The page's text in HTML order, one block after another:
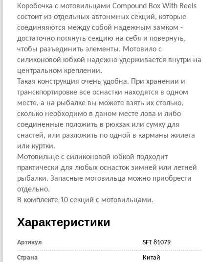
Коробочка с мотовильцами Compound Box With Reels
состоит из отдельных автонмных секций, которые
соединяяются между собой надежным замком -
достаточно потянуть секцию на себя и повернуть,
чтобы разъединить элементы. Мотовило с
силиконовой юбкой надежно удерживается внутри на
центральном креплении.
Такая конструкция очень удобна. При хранении и
транскпортировке все оснастки находятся в одном
месте, а на рыбалке вы можете взять их столько,
сколько необходимо в даном месте лова и либо
соединенные положить в рюкзак или сумку для
снастей, или разложить по одной в карманы жилета
или куртки.
Мотовильце с силиконовой юбкой подходит
практически для любых оснасток зимней или летней
рыбалки. Запасные мотовильца можно приобрести
отдельно.
В комплекте 10 секций с мотовильцами.
Характеристики
Артикул SFT 81079
Страна Китай